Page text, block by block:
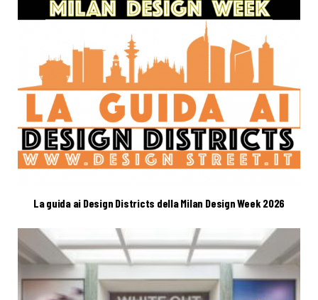
La guida ai Design Districts della Milan Design Week 2026